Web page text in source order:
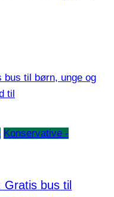
Konservative -
bus til